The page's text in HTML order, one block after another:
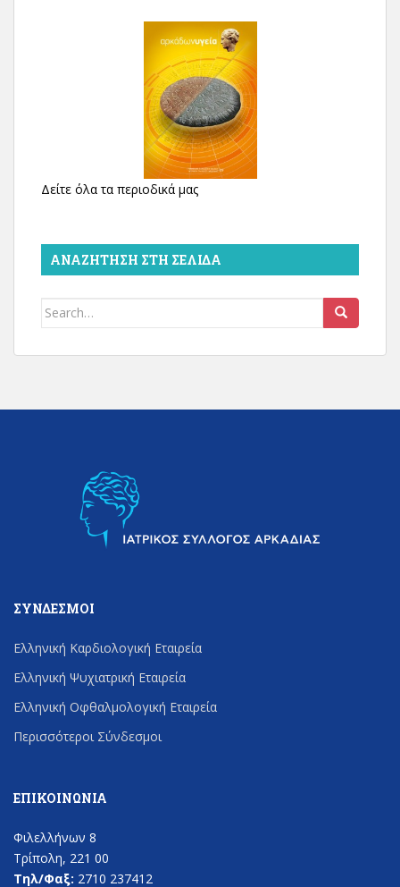
Δείτε όλα τα περιοδικά μας
ΑΝΑΖΉΤΗΣΗ ΣΤΗ ΣΕΛΊΔΑ
Search
ΣΎΝΔΕΣΜΟΙ
Ελληνική Καρδιολογική Εταιρεία
Ελληνική Ψυχιατρική Εταιρεία
Ελληνική Οφθαλμολογική Εταιρεία
Περισσότεροι Σύνδεσμοι
ΕΠΙΚΟΙΝΩΝΊΑ
Φιλελλήνων 8
Τρίπολη, 221 00
Τηλ/Φαξ: 2710 237412